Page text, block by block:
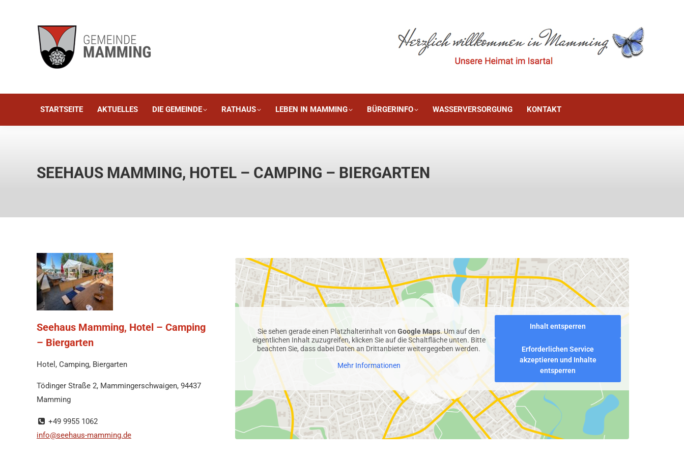
STARTSEITE AKTUELLES DIE GEMEINDE RATHAUS LEBEN IN MAMMING BÜRGERINFO WASSERVERSORGUNG KONTAKT
SEEHAUS MAMMING, HOTEL – CAMPING – BIERGARTEN
Seehaus Mamming, Hotel – Camping
– Biergarten
Hotel, Camping, Biergarten
Tödinger Straße 2, Mammingerschwaigen, 94437
Mamming
+49 9955 1062
info@seehaus-mamming.de
Sie sehen gerade einen Platzhalterinhalt vonGoogle Maps. Um auf den
eigentlichen Inhalt zuzugreifen, klicken Sie auf die Schaltfläche unten. Bitte
beachten Sie, dass dabei Daten an Drittanbieter weitergegeben werden.
Mehr Informationen
Inhalt entsperren
Erforderlichen Service
akzeptieren und Inhalte
entsperren